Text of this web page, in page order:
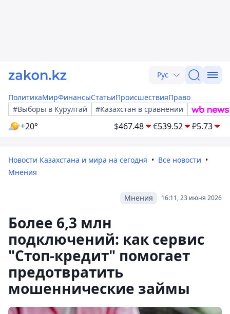
Рус
ПолитикаМирФинансыСтатьиПроисшествияПраво
#Выборы в Курултай
#Казахстан в сравнении
+20° $467.48 €539.52 ₽5.73
Новости Казахстана и мира на сегодня
Все новости
Мнения
16:11, 23 июня 2026
Мнения
Более 6,3 млн
подключений: как сервис
"Стоп-кредит" помогает
предотвратить
мошеннические займы